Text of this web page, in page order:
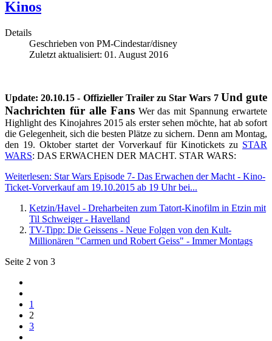
Kinos
Details
Geschrieben von PM-Cindestar/disney
Zuletzt aktualisiert: 01. August 2016
Update: 20.10.15 - Offizieller Trailer zu Star Wars 7 Und gute
Nachrichten für alle FansWer das mit Spannung erwartete
Highlight des Kinojahres 2015 als erster sehen möchte, hat ab sofort
die Gelegenheit, sich die besten Plätze zu sichern. Denn am Montag,
den 19. Oktober startet der Vorverkauf für Kinotickets zu STAR
WARS: DAS ERWACHEN DER MACHT. STAR WARS:
Weiterlesen: Star Wars Episode 7- Das Erwachen der Macht - Kino-
Ticket-Vorverkauf am 19.10.2015 ab 19 Uhr bei...
Ketzin/Havel - Dreharbeiten zum Tatort-Kinofilm in Etzin mit
Til Schweiger - Havelland
TV-Tipp: Die Geissens - Neue Folgen von den Kult-
Millionären "Carmen und Robert Geiss" - Immer Montags
Seite 2 von 3
1
2
3